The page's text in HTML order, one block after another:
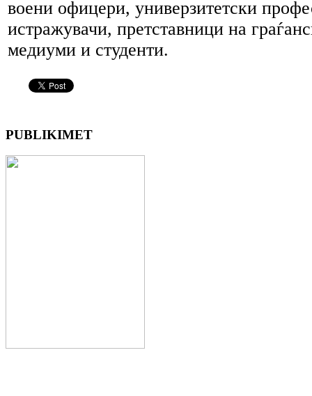
воени офицери, универзитетски
истражувачи, претставници на
медиуми и студенти.
PUBLIKIMET